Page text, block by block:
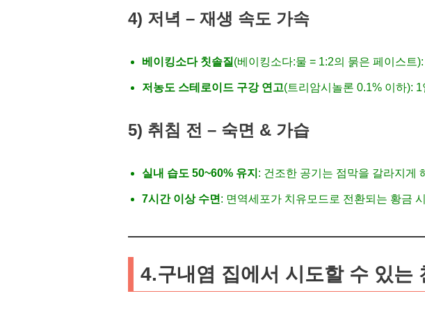
4) 저녁 – 재생 속도 가속
베이킹소다 칫솔질 (베이킹소다:물 = 1:2의 묽은 페이스트
저농도 스테로이드 구강 연고(트리암시놀론 0.1% 이하):
5) 취침 전 – 숙면 & 가습
실내 습도 50~60% 유지 : 건조한 공기는 점막을 갈라지게
7시간 이상 수면 : 면역세포가 치유모드로 전환되는 황금
4.구내염 집에서 시도할 수 있는